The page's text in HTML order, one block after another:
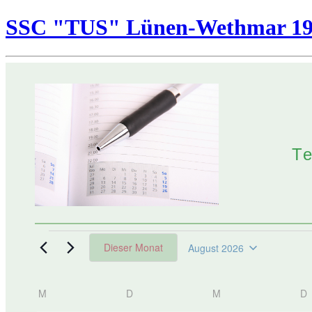
SSC "TUS" Lünen-Wethmar
Veranstaltungen
Dieser Monat August 2026
Datum
Kalender
M D M D